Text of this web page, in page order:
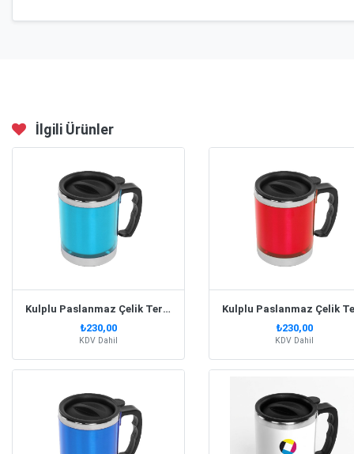
İlgili Ürünler
Kulplu Paslanmaz Çelik Termos Kupa 330 Ml – Turkuaz
₺230,00
KDV Dahil
₺230,00
KDV Dahil